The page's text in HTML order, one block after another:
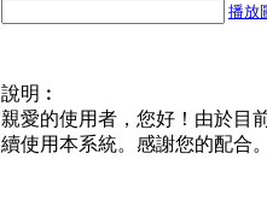
播放
說明︰
親愛的使用者，您好！由於目
續使用本系統。感謝您的配合。